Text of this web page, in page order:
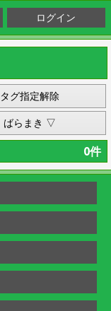
ログイン
タグ指定解除
ばらまき ▽
0件